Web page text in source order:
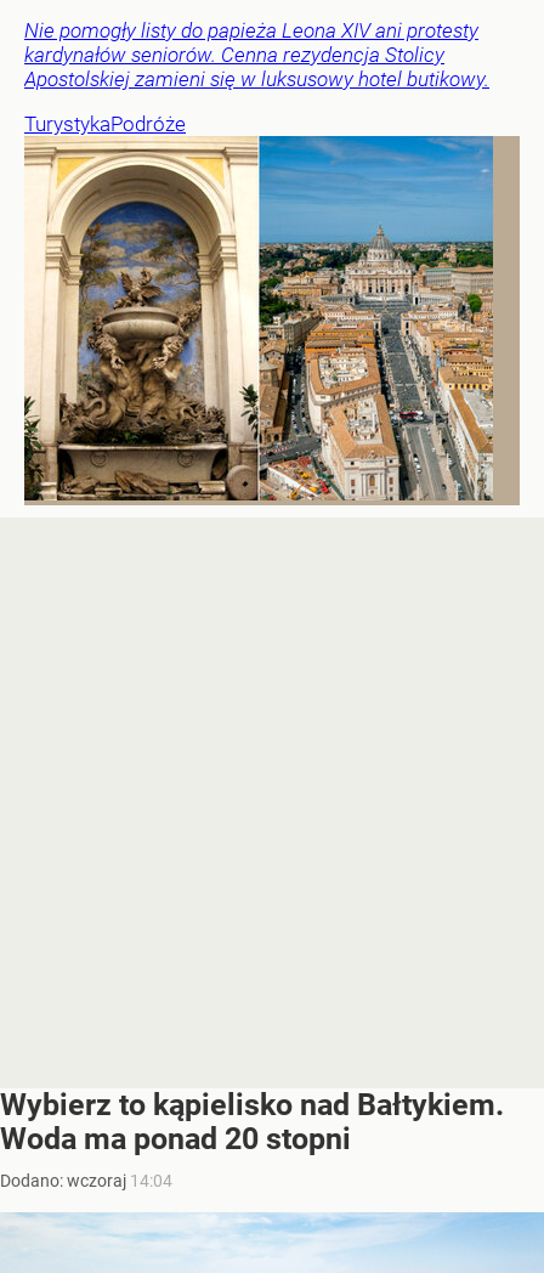
Nie pomogły listy do papieża Leona XIV ani protesty
kardynałów seniorów. Cenna rezydencja Stolicy
Apostolskiej zamieni się w luksusowy hotel butikowy.
TurystykaPodróże
Wybierz to kąpielisko nad Bałtykiem.
Woda ma ponad 20 stopni
Dodano:wczoraj 14:04